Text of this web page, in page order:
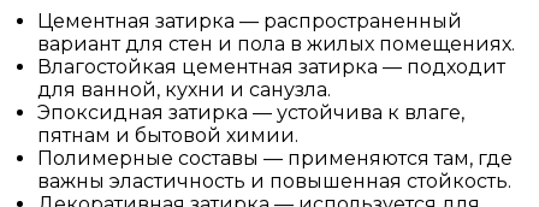
Цементная затирка — распространенный
вариант для стен и пола в жилых помещениях.
Влагостойкая цементная затирка — подходит
для ванной, кухни и санузла.
Эпоксидная затирка — устойчива к влаге,
пятнам и бытовой химии.
Полимерные составы — применяются там, где
важны эластичность и повышенная стойкость.